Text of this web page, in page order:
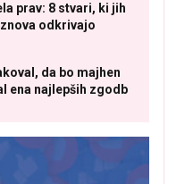
prav: 8 stvari, ki jih
odkrivajo
da bo majhen
ena najlepših zgodb